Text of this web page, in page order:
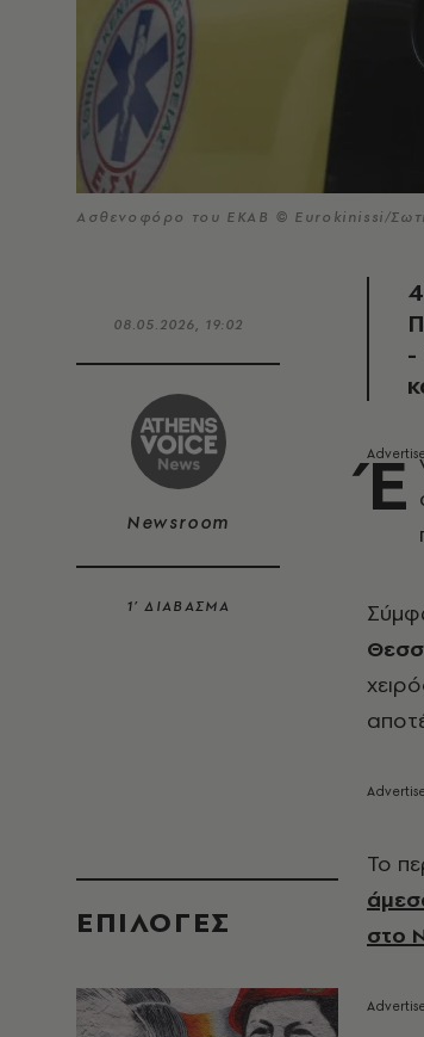
Ασθενοφόρο του ΕΚΑΒ © Eurokinissi/
08.05.2026, 19:02
Newsroom
1’ ΔΙΑΒΑΣΜΑ
EΠΙΛΟΓΈΣ
-
Έ
Το
στο